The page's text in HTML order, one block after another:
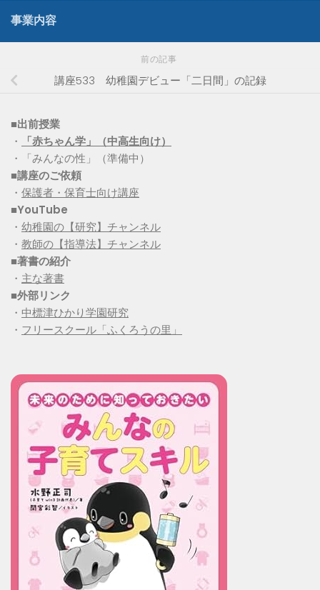
事業内容
前の記事
講座533 幼稚園デビュー「二日間」の記録
■出前授業
・
「赤ちゃん学」（中高生向け）
・「みんなの性」（準備中）
■講座のご依頼
・ 保護者・保育士向け講座
■YouTube
・ 幼稚園の【研究】チャンネル
・ 教師の【指導法】チャンネル
■著書の紹介
・ 主な著書
■外部リンク
・ 中標津ひかり学園研究
・ フリースクール「ふくろうの里」